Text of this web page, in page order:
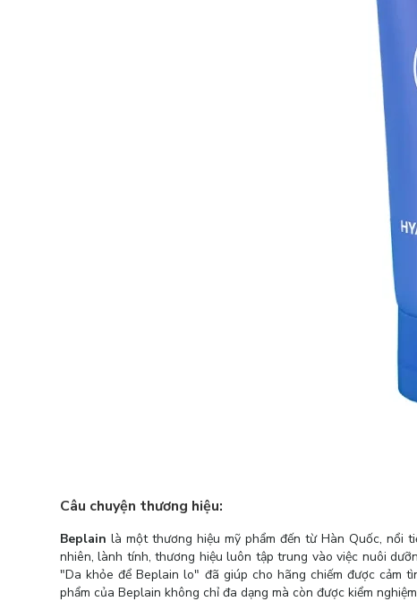
Câu chuyện thương hiệu:
Beplain là một thương hiệu mỹ phẩm đến từ Hàn Quốc, nổi
nhiên, lành tính, thương hiệu luôn tập trung vào việc nuôi
"Da khỏe để Beplain lo" đã giúp cho hãng chiếm được cảm
phẩm của Beplain không chỉ đa dạng mà còn được kiểm